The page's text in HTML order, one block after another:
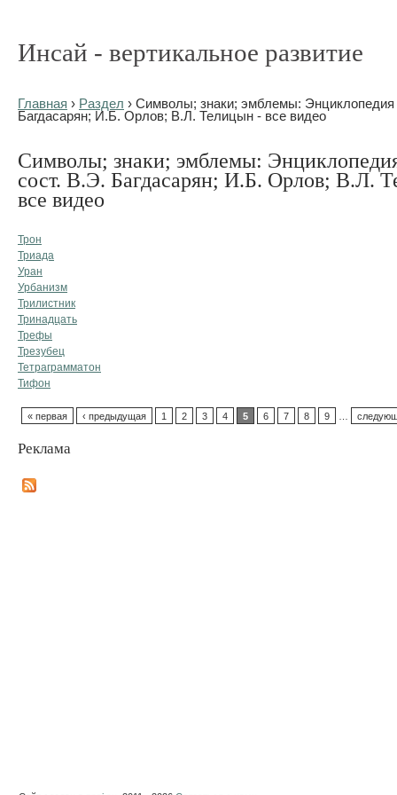
Инсай - вертикальное развитие
Главная › Раздел › Символы; знаки; эмблемы: Энциклопедия
Багдасарян; И.Б. Орлов; В.Л. Телицын - все видео
Символы; знаки; эмблемы:
сост. В.Э. Багдасарян; И.Б. Орлов; В.Л.
все видео
Трон
Триада
Уран
Урбанизм
Трилистник
Тринадцать
Трефы
Трезубец
Тетраграмматон
Тифон
« первая ‹ предыдущая 1 2 3 4 5 6 7 8 9
Реклама